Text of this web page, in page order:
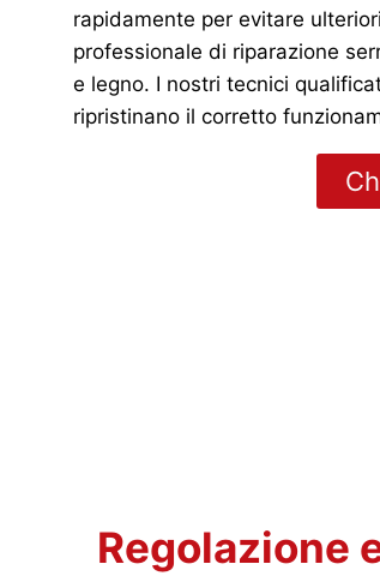
rapidamente per evitare
professionale di riparazione
e legno. I nostri tecnici
ripristinano il corretto
Regolazione